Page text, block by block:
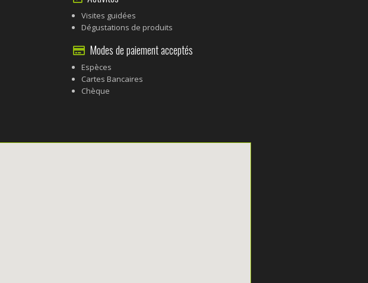
Visites guidées
Dégustations de produits
Modes de paiement acceptés
Espèces
Cartes Bancaires
Chèque